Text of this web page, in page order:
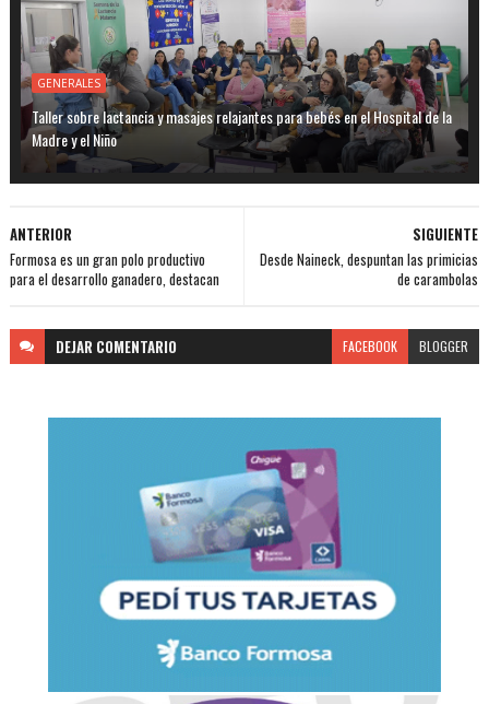
GENERALES
Taller sobre lactancia y masajes relajantes para bebés en el Hospital de la
Madre y el Niño
SIGUIENTE
Desde Naineck, despuntan las primicias
de carambolas
ANTERIOR
Formosa es un gran polo productivo
para el desarrollo ganadero, destacan
DEJAR COMENTARIO FACEBOOK BLOGGER